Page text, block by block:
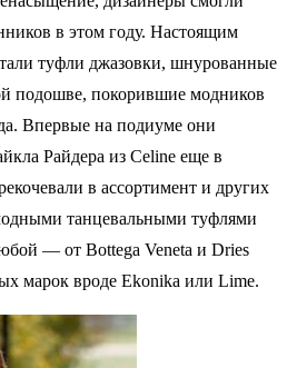
в этом году. Настоящим
туфли джазовки, шнурованные
подошве, покорившие модников
Впервые на подиуме они
Райдера из Celine еще в
в ассортимент и других
танцевальными туфлями
— от Bottega Veneta и Dries
марок вроде Ekonika или Lime.